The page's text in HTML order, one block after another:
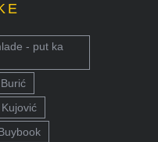
- put ka